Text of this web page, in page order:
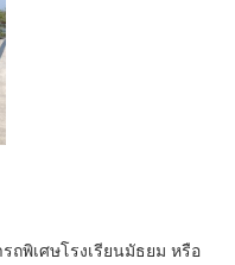
ถพิเศษโรงเรียนมัธยม หรือ